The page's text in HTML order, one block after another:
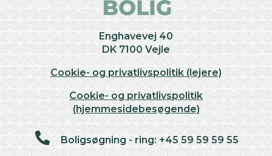
Enghavevej 40
DK 7100 Vejle
Cookie- og privatlivspolitik (lejere)
Cookie- og privatlivspolitik
(hjemmesidebesøgende)
Boligsøgning - ring: +45 59 59 59 55